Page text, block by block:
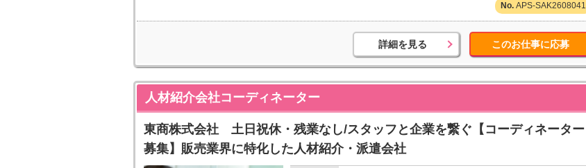
APS-SAK2608041
詳細を見る このお仕事に応募
人材紹介会社コーディネーター
東商株式会社 土日祝休・残業なし/スタッフと企業を繋ぐ【コーディネーター
募集】販売業界に特化した人材紹介・派遣会社